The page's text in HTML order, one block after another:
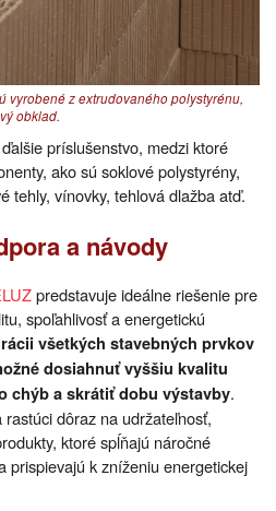
vyrobené z extrudovaného polystyrénu,
obklad.
príslušenstvo, medzi ktoré
ako sú soklové polystyrény,
tehly, vínovky, tehlová dlažba atď.
a návody
predstavuje ideálne riešenie pre
spoľahlivosť a energetickú
všetkých stavebných prvkov
dosiahnuť vyššiu kvalitu
chýb a skrátiť dobu výstavby.
dôraz na udržateľnosť,
ktoré spĺňajú náročné
prispievajú k zníženiu energetickej